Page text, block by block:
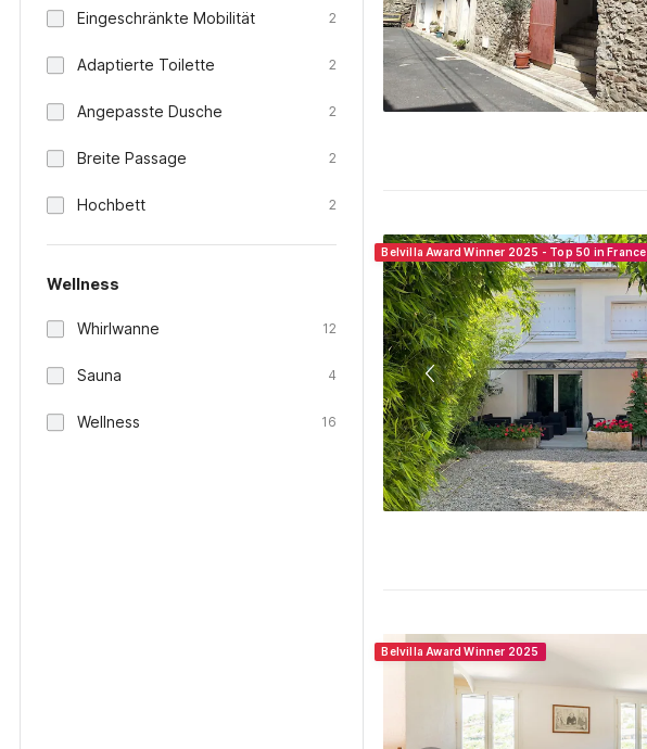
Eingeschränkte Mobilität 2
Adaptierte Toilette 2
Angepasste Dusche 2
Breite Passage 2
Hochbett 2
Wellness
Whirlwanne 12
Sauna 4
Wellness 16
Belvilla Award Winner 2025 - Top 50 in France
Belvilla Award Winner 2025